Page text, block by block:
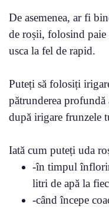
De asemenea, ar fi
de roșii, folosind paie
usca la fel de rapid.
Puteți să folosiți
pătrunderea
după irigare frunzele
Iată cum puteți uda
-în timpul
litri de apă la
-când începe